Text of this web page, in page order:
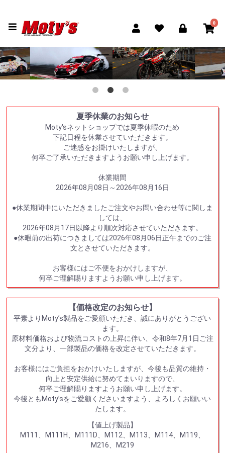
0
夏季休業のお知らせ
Moty'sネットショップでは夏季休暇のため
下記日程を休業させていただきます。
ご迷惑をお掛けいたしますが、
何卒ご了承いただきますようお願い申し上げます。
休業期間
2026年08月08日～2026年08月16日
●休業期間中にいただきましたご注文やお問い合わせ等に関しま
しては、
2026年08月17日以降より順次対応させていただきます。
●休暇前の出荷につきましては2026年08月06日正午までのご注
文とさせていただきます。
お客様にはご不便をおかけしますが、
何卒ご理解賜りますようお願い申し上げます。
【価格改定のお知らせ】
平素よりMoty’s製品をご愛顧いただき、誠にありがとうござい
ます。
原材料価格および物流コストの上昇に伴い、令和8年7月1日ご注
文分より、一部製品の価格を改定させていただきます。
お客様にはご負担をおかけいたしますが、今後も品質の維持・
向上と安定供給に努めてまいりますので、
何卒ご理解賜りますようお願い申し上げます。
今後ともMoty’sをご愛顧くださいますよう、よろしくお願いい
たします。
【値上げ製品】
M111、M111H、M111D、M112、M113、M114、M119、
M216、M219